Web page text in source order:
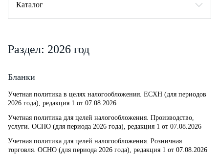
Каталог
Раздел: 2026 год
Бланки
Учетная политика в целях налогообложения. ЕСХН (для периодов
2026 года), редакция 1 от 07.08.2026
Учетная политика для целей налогообложения. Производство,
услуги. ОСНО (для периода 2026 года), редакция 1 от 07.08.2026
Учетная политика для целей налогообложения. Розничная
торговля. ОСНО (для периода 2026 года), редакция 1 от 07.08.2026